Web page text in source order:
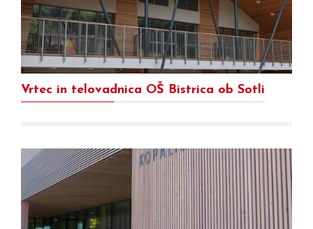
Vrtec in telovadnica OŠ Bistrica ob Sotli